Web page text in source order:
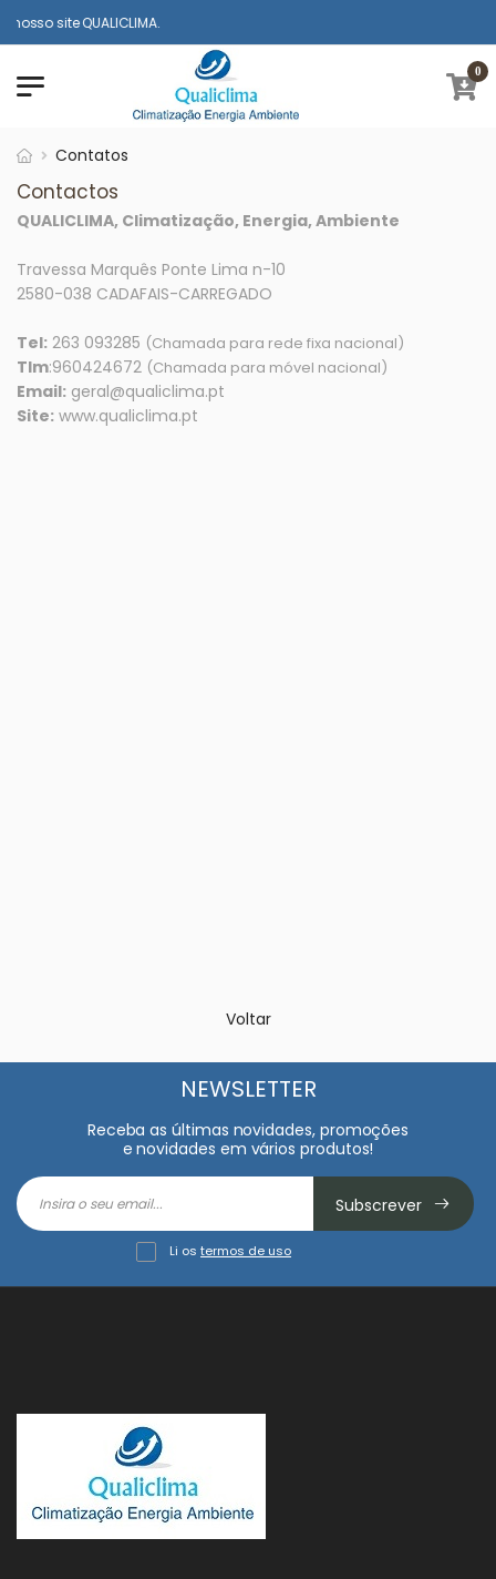
site QUALICLIMA.
0
Contatos
Contactos
QUALICLIMA, Climatização, Energia, Ambiente
Travessa Marquês Ponte Lima n-10
2580-038 CADAFAIS-CARREGADO
Tel: 263 093285 (Chamada para rede fixa nacional)
Tlm:960424672 (Chamada para móvel nacional)
Email: geral@qualiclima.pt
Site: www.qualiclima.pt
Voltar
NEWSLETTER
Receba as últimas novidades, promoções
e novidades em vários produtos!
Subscrever
Li os termos de uso